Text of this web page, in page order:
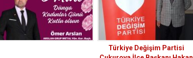
Türkiye Değişim Partisi